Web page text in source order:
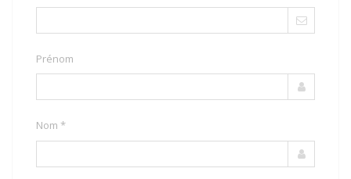
Prénom
Nom *